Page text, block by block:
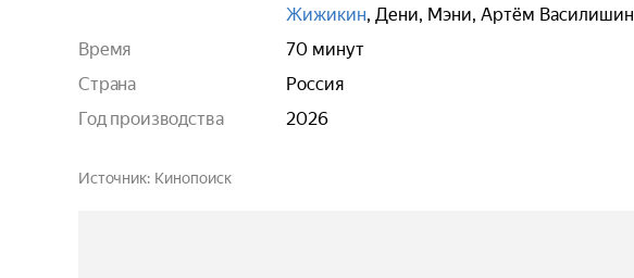
Жижикин, Дени, Мэни, Артём Василишин
Время
70 минут
Страна
Россия
Год производства
2026
Источник Кинопоиск